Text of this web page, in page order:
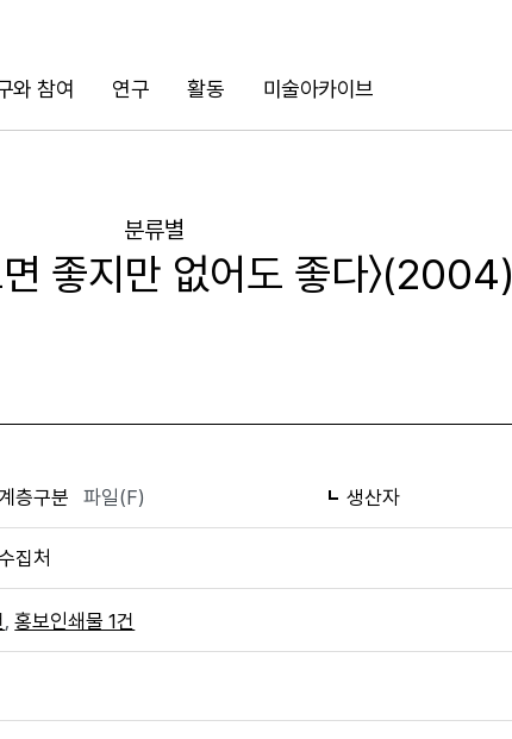
와 참여 연구 활동 미술아카이브
분류별
면 좋지만 없어도 좋다〉(2004)
계층구분 파일(F) 생산자
집처
,홍보인쇄물 1건